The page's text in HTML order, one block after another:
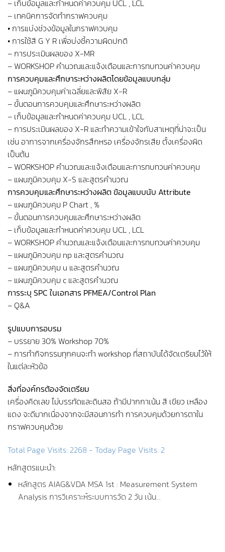
– เก็บข้อมูลและกำหนดค่าควบคุม UCL , LCL
– เทคนิคการจัดทำกราฟควบคุม
• การแบ่งช่วงข้อมูลในกราฟควบคุม
• การใช้สี G Y R เพื่อบ่งชี้ความผิดปกติ
– การประเมินผลของ X-MR
– WORKSHOP คำนวณและแจ้งเตือนและการทบทวนค่าควบคุม
การควบคุมและศึกษาระหว่างผลิตโดยข้อมูลแบบกลุ่ม
– แผนภูมิควบคุมค่าเฉลี่ยและพิสัย X-R
– ขั้นตอนการควบคุมและศึกษาระหว่างผลิต
– เก็บข้อมูลและกำหนดค่าควบคุม UCL , LCL
– การประเมินผลของ X-R และทำความเข้าใจกับสาเหตุที่น่าจะเป็น
เช่น อาการจากเครื่องจักรสึกหรอ เครื่องจักรเสีย ตั้งเครื่องผิด
เป็นต้น
– WORKSHOP คำนวณและแจ้งเตือนและการทบทวนค่าควบคุม
– แผนภูมิควบคุม X-S และสูตรคำนวณ
การควบคุมและศึกษาระหว่างผลิต ข้อมูลแบบนับ Attribute
– แผนภูมิควบคุม P Chart , %
– ขั้นตอนการควบคุมและศึกษาระหว่างผลิต
– เก็บข้อมูลและกำหนดค่าควบคุม UCL , LCL
– WORKSHOP คำนวณและแจ้งเตือนและการทบทวนค่าควบคุม
– แผนภูมิควบคุม np และสูตรคำนวณ
– แผนภูมิควบคุม u และสูตรคำนวณ
– แผนภูมิควบคุม c และสูตรคำนวณ
การระบุ SPC ในเอกสาร PFMEA/Control Plan
– Q&A
รูปแบบการอบรม
– บรรยาย 30% Workshop 70%
– การทำกิจกรรมทุกคนจะทำ workshop ที่สถาบันได้จัดเตรียมไว้ให้
ในแต่ละหัวข้อ
สิ่งที่องค์กรต้องจัดเตรียม
เครื่องคิดเลข ไม่บรรทัดและดินสอ ถ้ามีปากกาเน้น สี เขียว เหลือง
แดง จะดีมากเนื่องจากจะมีสอนการทำ การควบคุมด้วยการตาใน
กราฟควบคุมด้วย
Total Page Visits: 2268 - Today Page Visits: 2
หลักสูตรแนะนำ:
หลักสูตร AIAG&VDA MSA 1st : Measurement System
Analysis การวิเคราะห์ระบบการวัด 2 วัน เน้น…